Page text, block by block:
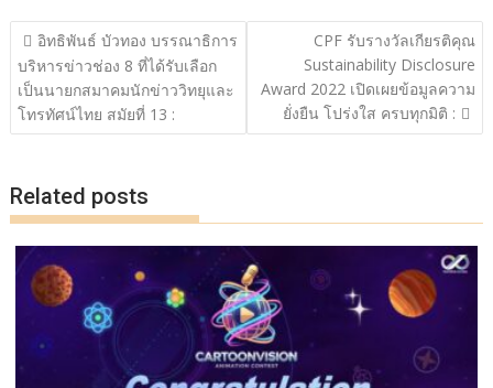
o
o
k
Li
n
k
แนะแนว
เรื่อง
อิทธิพันธ์ บัวทอง บรรณาธิการ
บริหารข่าวช่อง 8 ที่ได้รับเลือก
เป็นนายกสมาคมนักข่าววิทยุและ
โทรทัศน์ไทย สมัยที่ 13 :
CPF รับรางวัลเกียรติคุณ
Sustainability Disclosure
Award 2022 เปิดเผยข้อมูลความ
ยั่งยืน โปร่งใส ครบทุกมิติ :
Related posts